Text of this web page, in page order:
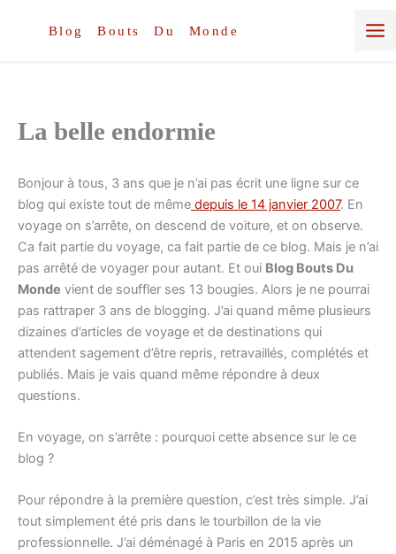
Blog Bouts Du Monde
La belle endormie
Bonjour à tous, 3 ans que je n’ai pas écrit une ligne sur ce
blog qui existe tout de même depuis le 14 janvier 2007. En
voyage on s’arrête, on descend de voiture, et on observe.
Ca fait partie du voyage, ca fait partie de ce blog. Mais je n’ai
pas arrêté de voyager pour autant. Et oui Blog Bouts Du
Monde vient de souffler ses 13 bougies. Alors je ne pourrai
pas rattraper 3 ans de blogging. J’ai quand même plusieurs
dizaines d’articles de voyage et de destinations qui
attendent sagement d’être repris, retravaillés, complétés et
publiés. Mais je vais quand même répondre à deux
questions.
En voyage, on s’arrête : pourquoi cette absence sur le ce
blog ?
Pour répondre à la première question, c’est très simple. J’ai
tout simplement été pris dans le tourbillon de la vie
professionnelle. J’ai déménagé à Paris en 2015 après un